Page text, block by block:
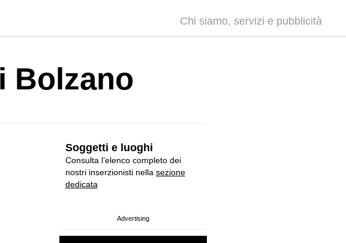
Chi siamo, servizi e pubblicità
Bolzano
Soggetti e luoghi
Consulta l’elenco completo dei
nostri inserzionisti nella sezione
dedicata
Advertising